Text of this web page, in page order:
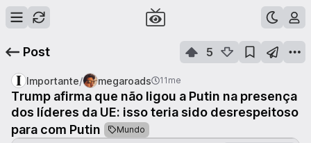
Post 5
Importante/ megaroads 11me
Trump afirma que não ligou a Putin na presença
dos líderes da UE: isso teria sido desrespeitoso
para com Putin
Mundo